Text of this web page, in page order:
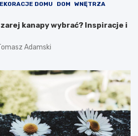
DOMU DOM
WNĘTRZA
kanapy wybrać? Inspiracje i
Adamski